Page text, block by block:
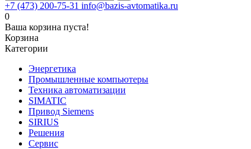
+7 (473) 200-75-31 info@bazis-avtomatika.ru
0
Ваша корзина пуста!
Корзина
Категории
Энергетика
Промышленные компьютеры
Техника автоматизации
SIMATIC
Привод Siemens
SIRIUS
Решения
Сервис